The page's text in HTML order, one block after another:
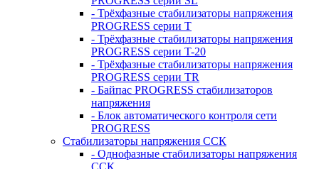
- Трёхфазные стабилизаторы напряжения
PROGRESS серии T
- Трёхфазные стабилизаторы напряжения
PROGRESS серии T-20
- Трёхфазные стабилизаторы напряжения
PROGRESS серии TR
- Байпас PROGRESS стабилизаторов
напряжения
- Блок автоматического контроля сети
PROGRESS
Стабилизаторы напряжения ССК
- Однофазные стабилизаторы напряжения
ССК